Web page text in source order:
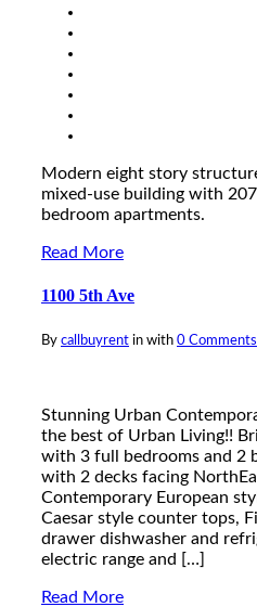
Modern eight story
mixed-use building with
bedroom apartments.
Read More
1100 5th Ave
By callbuyrent in with 0 Comments
Stunning Urban
the best of Urban Living!!
with 3 full bedrooms and 2
with 2 decks facing
Contemporary European
Caesar style counter tops,
drawer dishwasher and
electric range and […]
Read More